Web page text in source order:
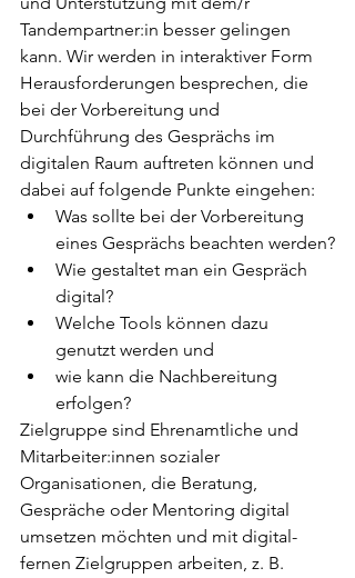
Tandempartner:in besser gelingen
kann. Wir werden in interaktiver Form
Herausforderungen besprechen, die
bei der Vorbereitung und
Durchführung des Gesprächs im
digitalen Raum auftreten können und
dabei auf folgende Punkte eingehen:
Was sollte bei der Vorbereitung
eines Gesprächs beachten werden?
Wie gestaltet man ein Gespräch
digital?
Welche Tools können dazu
genutzt werden und
wie kann die Nachbereitung
erfolgen?
Zielgruppe sind Ehrenamtliche und
Mitarbeiter:innen sozialer
Organisationen, die Beratung,
Gespräche oder Mentoring digital
umsetzen möchten und mit digital-
fernen Zielgruppen arbeiten, z. B.